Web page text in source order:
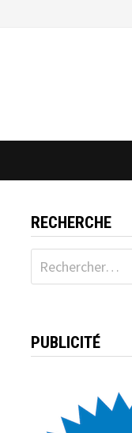
RECHERCHE
Rechercher :
PUBLICITÉ